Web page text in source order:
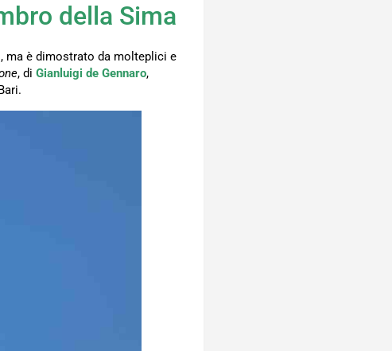
della Sima
ma è dimostrato da molteplici e
, di Gianluigi de Gennaro,